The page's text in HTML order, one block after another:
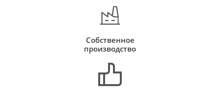
Собственное
производство